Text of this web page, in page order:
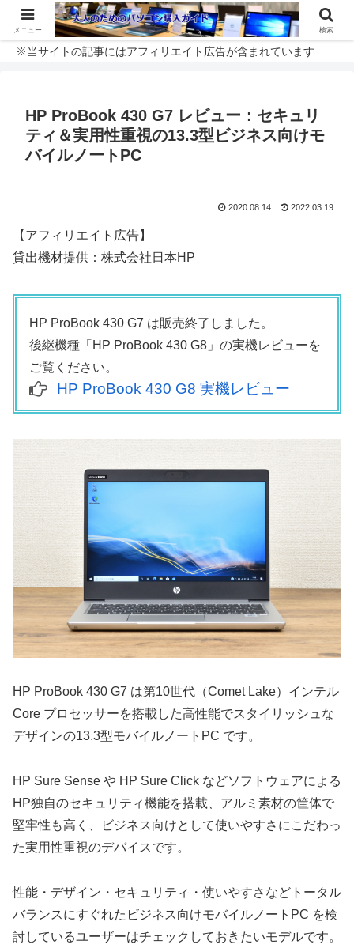
※当サイトの記事にはアフィリエイト広告が含まれています
HP ProBook 430 G7 レビュー：セキュリ
ティ＆実用性重視の13.3型ビジネス向けモ
バイルノートPC
2020.08.14 2022.03.19
【アフィリエイト広告】
貸出機材提供：株式会社日本HP
HP ProBook 430 G7 は販売終了しました。
後継機種「HP ProBook 430 G8」の実機レビューを
ご覧ください。
HP ProBook 430 G8 実機レビュー
HP ProBook 430 G7 は第10世代（Comet Lake）インテル
Core プロセッサーを搭載した高性能でスタイリッシュな
デザインの13.3型モバイルノートPC です。
HP Sure Sense や HP Sure Click などソフトウェアによる
HP独自のセキュリティ機能を搭載、アルミ素材の筐体で
堅牢性も高く、ビジネス向けとして使いやすさにこだわっ
た実用性重視のデバイスです。
性能・デザイン・セキュリティ・使いやすさなどトータル
バランスにすぐれたビジネス向けモバイルノートPC を検
討しているユーザーはチェックしておきたいモデルです。
メニュー 検索